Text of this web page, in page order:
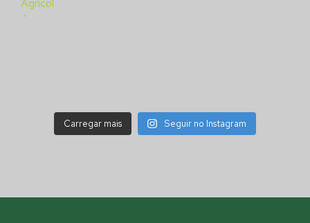
Carregar mais Seguir no Instagram